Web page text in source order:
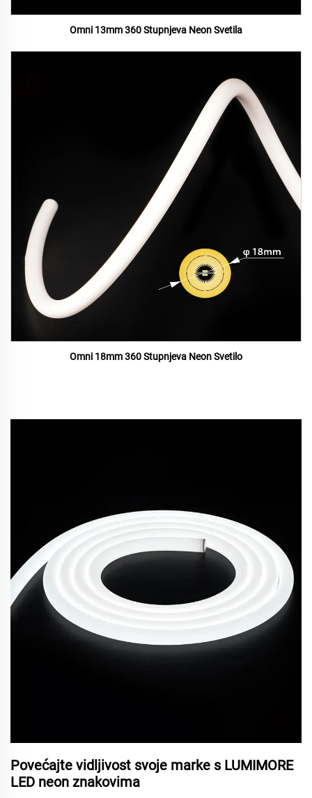
Omni 13mm 360 Stupnjeva Neon Svetila
Omni 18mm 360 Stupnjeva Neon Svetilo
Povećajte vidljivost svoje marke s LUMIMORE
LED neon znakovima